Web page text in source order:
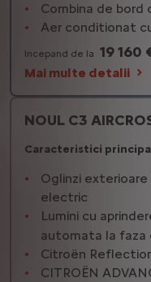
Combina de bord
Aer conditionat
Incepand de la 19 160
Mai multe detalii
NOUL C3
Caracteristici
Oglinzi
electric
Lumini cu
automata la faza
Citroën
CITROËN